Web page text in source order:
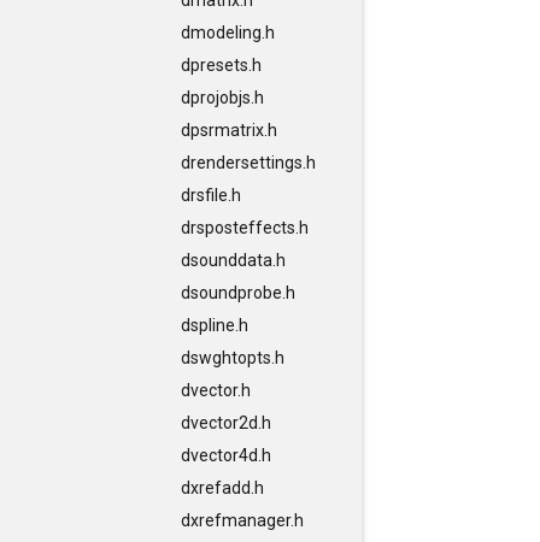
dmodeling.h
dpresets.h
dprojobjs.h
dpsrmatrix.h
drendersettings.h
drsfile.h
drsposteffects.h
dsounddata.h
dsoundprobe.h
dspline.h
dswghtopts.h
dvector.h
dvector2d.h
dvector4d.h
dxrefadd.h
dxrefmanager.h